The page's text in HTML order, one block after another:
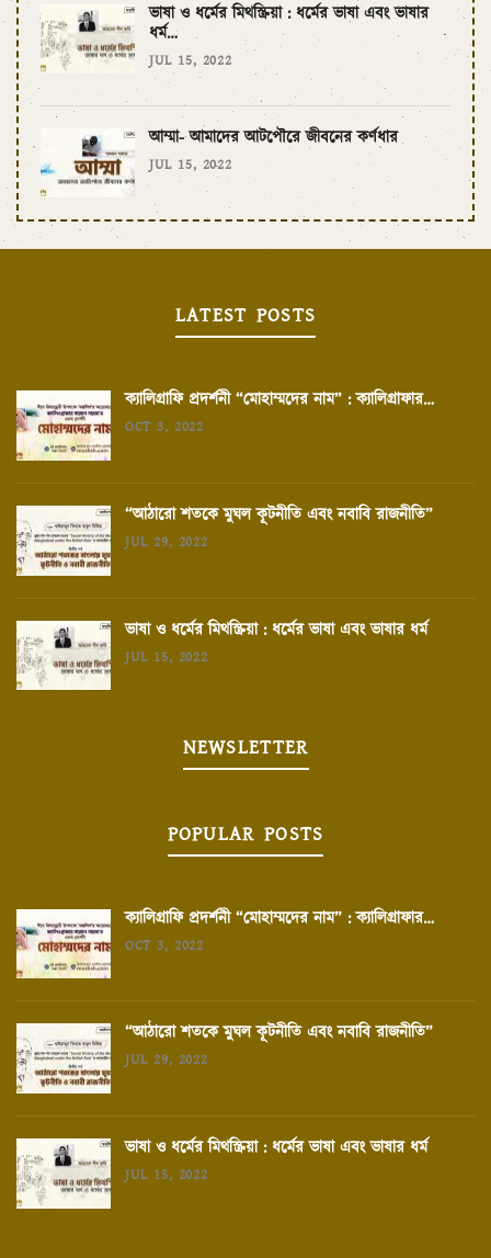
ভাষা ও ধর্মের মিথস্ক্রিয়া : ধর্মের ভাষা এবং ভাষার
ধর্ম…
JUL 15, 2022
আম্মা- আমাদের আটপৌরে জীবনের কর্ণধার
JUL 15, 2022
LATEST POSTS
ক্যালিগ্রাফি প্রদর্শনী “মোহাম্মদের নাম” : ক্যালিগ্রাফার…
OCT 3, 2022
“আঠারো শতকে মুঘল কূটনীতি এবং নবাবি রাজনীতি”
JUL 29, 2022
ভাষা ও ধর্মের মিথস্ক্রিয়া : ধর্মের ভাষা এবং ভাষার ধর্ম
JUL 15, 2022
NEWSLETTER
POPULAR POSTS
ক্যালিগ্রাফি প্রদর্শনী “মোহাম্মদের নাম” : ক্যালিগ্রাফার…
OCT 3, 2022
“আঠারো শতকে মুঘল কূটনীতি এবং নবাবি রাজনীতি”
JUL 29, 2022
ভাষা ও ধর্মের মিথস্ক্রিয়া : ধর্মের ভাষা এবং ভাষার ধর্ম
JUL 15, 2022